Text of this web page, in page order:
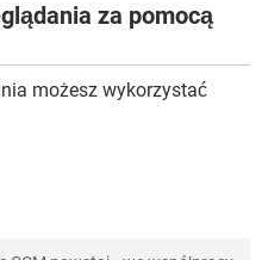
za pomocą
możesz wykorzystać